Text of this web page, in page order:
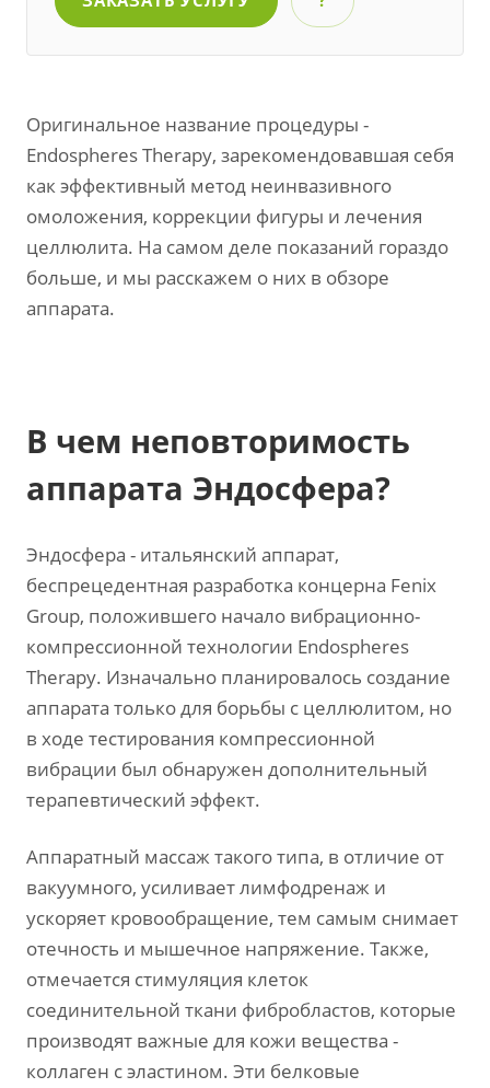
Оригинальное название процедуры -
Endospheres Therapy, зарекомендовавшая себя
как эффективный метод неинвазивного
омоложения, коррекции фигуры и лечения
целлюлита. На самом деле показаний гораздо
больше, и мы расскажем о них в обзоре
аппарата.
В чем неповторимость
аппарата Эндосфера?
Эндосфера - итальянский аппарат,
беспрецедентная разработка концерна Fenix
Group, положившего начало вибрационно-
компрессионной технологии Endospheres
Therapy. Изначально планировалось создание
аппарата только для борьбы с целлюлитом, но
в ходе тестирования компрессионной
вибрации был обнаружен дополнительный
терапевтический эффект.
Аппаратный массаж такого типа, в отличие от
вакуумного, усиливает лимфодренаж и
ускоряет кровообращение, тем самым снимает
отечность и мышечное напряжение. Также,
отмечается стимуляция клеток
соединительной ткани фибробластов, которые
производят важные для кожи вещества -
коллаген с эластином. Эти белковые